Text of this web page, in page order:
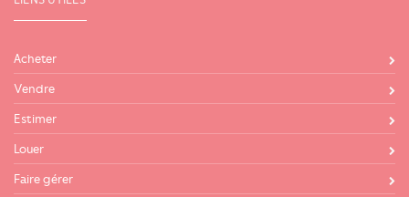
Acheter
Vendre
Estimer
Louer
Faire gérer